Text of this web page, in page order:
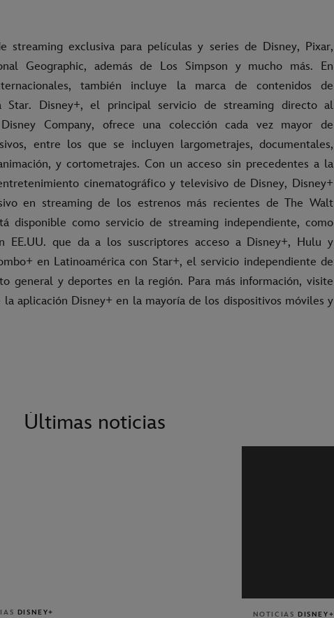
streaming exclusiva para películas y series de Disney, Pixar,
Geographic, además de Los Simpson y mucho más. En
también incluye la marca de contenidos de
Star. Disney+, el principal servicio de streaming directo al
Company, ofrece una colección cada vez mayor de
entre los que se incluyen largometrajes, documentales,
y cortometrajes. Con un acceso sin precedentes a la
cinematográfico y televisivo de Disney, Disney+
en streaming de los estrenos más recientes de The Walt
disponible como servicio de streaming independiente, como
EE.UU. que da a los suscriptores acceso a Disney+, Hulu y
en Latinoamérica con Star+, el servicio independiente de
general y deportes en la región. Para más información, visite
aplicación Disney+ en la mayoría de los dispositivos móviles y
Últimas noticias
DISNEY+ NOTICIAS DISNEY+